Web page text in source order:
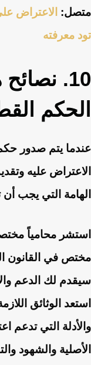
متصل: الاعتراض
تود معرفته
10.
الحكم
عندما يتم صدور
الاعتراض عليه
الهامة التي يجب أن
استشر محامياً
مختص في القانون
سيقدم لك الدعم
استعد الوثائق
والأدلة التي تدعم
الأصلية والشهود